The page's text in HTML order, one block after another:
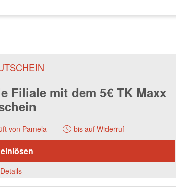
Filiale mit dem 5€ TK Maxx
von Pamela bis auf Widerruf
Details